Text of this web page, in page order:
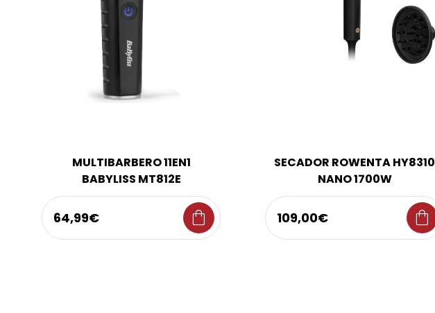
MULTIBARBERO 11EN1
BABYLISS MT812E
64,99€ shopping_bag
SECADOR ROWENTA HY8310
NANO 1700W
109,00€ shopping_bag